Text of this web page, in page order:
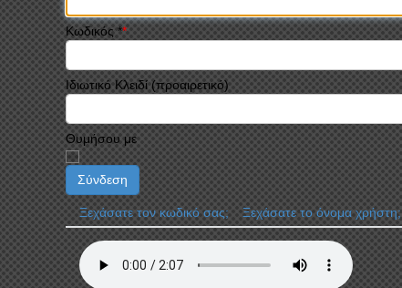
Κωδικός*
Ιδιωτικό Κλειδί (προαιρετικό)
Θυμήσου με
Σύνδεση
Ξεχάσατε τον κωδικό σας; Ξεχάσατε το όνομα χρήστη;